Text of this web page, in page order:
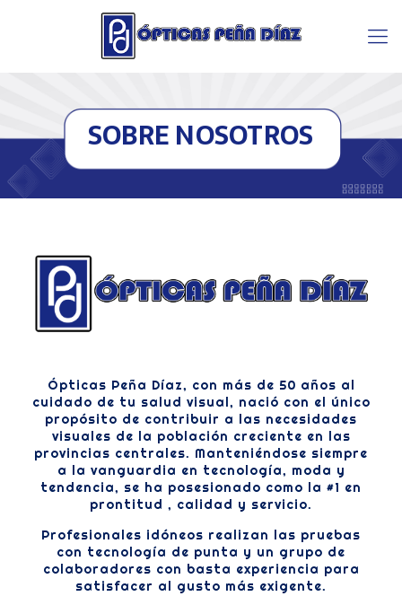
SOBRE NOSOTROS
Ópticas Peña Díaz, con más de 50 años al
cuidado de tu salud visual, nació con el único
propósito de contribuir a las necesidades
visuales de la población creciente en las
provincias centrales. Manteniéndose siempre
a la vanguardia en tecnología, moda y
tendencia, se ha posesionado como la #1 en
prontitud , calidad y servicio.
Profesionales idóneos realizan las pruebas
con tecnología de punta y un grupo de
colaboradores con basta experiencia para
satisfacer al gusto más exigente.